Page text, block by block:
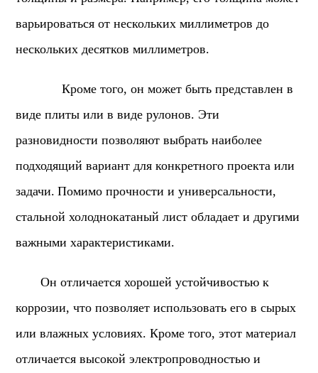
варьироваться от нескольких миллиметров до
нескольких десятков миллиметров.
Кроме того, он может быть представлен в
виде плиты или в виде рулонов. Эти
разновидности позволяют выбрать наиболее
подходящий вариант для конкретного проекта или
задачи. Помимо прочности и универсальности,
стальной холоднокатаный лист обладает и другими
важными характеристиками.
Он отличается хорошей устойчивостью к
коррозии, что позволяет использовать его в сырых
или влажных условиях. Кроме того, этот материал
отличается высокой электропроводностью и